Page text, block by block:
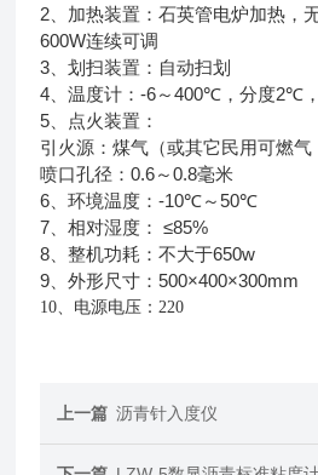
2 、加热装置：石英管电炉加热，
600W连续可调
3 、划扫装置：自动扫划
4 、温度计：-6～400℃ ，分度2℃ ，
5 、点火装置：
引火源：煤气（或其它民用可燃气
喷口孔径：0.6～0.8毫米
6 、环境温度：-10℃～50℃
7 、相对湿度：
≤85%
8 、整机功耗：不大于650w
9 、外形尺寸：500×400×300mm
10 、电源电压： 220
上一篇 沥青针入度仪